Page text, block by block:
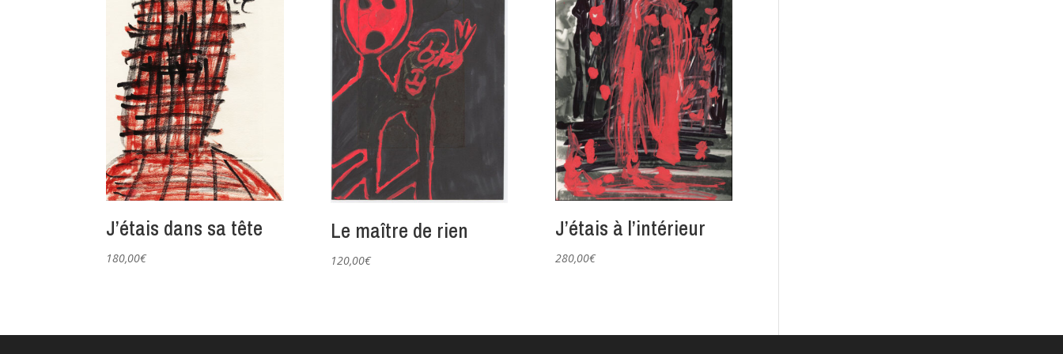
J’étais dans sa tête
180,00€
Le maître de rien
120,00€
J’étais à l’intérieur
280,00€